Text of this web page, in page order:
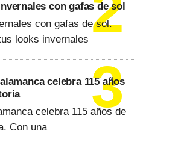
con gafas de sol
con gafas de sol.
looks invernales
celebra 115 años
celebra 115 años de
Con una